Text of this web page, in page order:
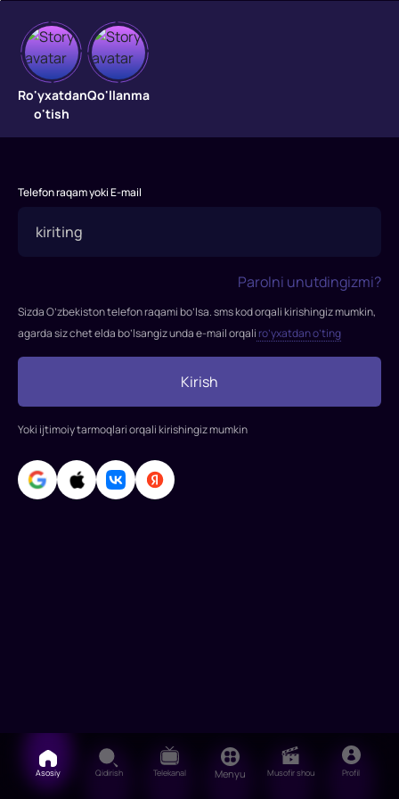
Muqaddima
"Muqaddima"
filmi
olingan.
Kristofer
Kaprio,
Jozef
Levitt,
Ellen
Tom
Xardi,
Ro'yxatdan
o'tish
Qo'llanma
Telefon raqam yoki E-mail
Parolni unutdingizmi?
Sizda O’zbekiston telefon raqami bo’lsa. sms kod orqali kirishingiz mumkin,
agarda siz chet elda bo’lsangiz unda e-mail orqali ro’yxatdan o’ting
Kirish
Yoki ijtimoiy tarmoqlari orqali kirishingiz mumkin
Asosiy Qidirish Telekanal Menyu Musofir shou Profil